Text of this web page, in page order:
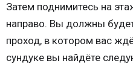
Затем поднимитесь на
направо. Вы должны
проход, в котором вас
сундуке вы найдёте